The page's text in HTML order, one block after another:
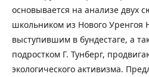
основывается на анализе двух
школьником из Нового Уренгоя
выступившим в бундестаге, а
подростком Г. Тунберг,
экологического активизма.